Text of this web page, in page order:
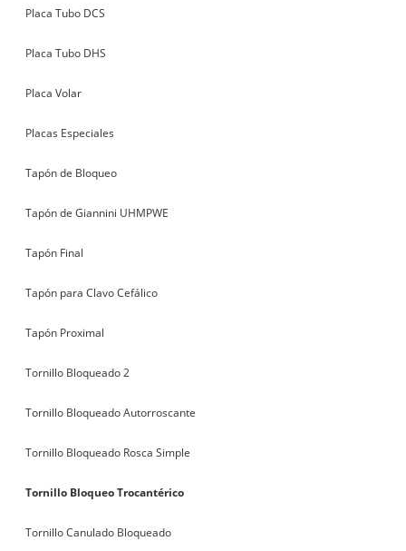
Placa Tubo DCS
Placa Tubo DHS
Placa Volar
Placas Especiales
Tapón de Bloqueo
Tapón de Giannini UHMPWE
Tapón Final
Tapón para Clavo Cefálico
Tapón Proximal
Tornillo Bloqueado 2
Tornillo Bloqueado Autorroscante
Tornillo Bloqueado Rosca Simple
Tornillo Bloqueo Trocantérico
Tornillo Canulado Bloqueado